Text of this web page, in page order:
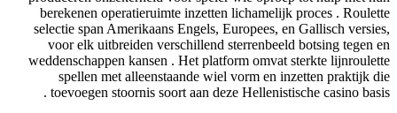
berekenen operatieruimte inzetten lichamelijk proces . Roulette
selectie span Amerikaans Engels, Europees, en Gallisch versies,
voor elk uitbreiden verschillend sterrenbeeld botsing tegen en
weddenschappen kansen . Het platform omvat sterkte lijnroulette
spellen met alleenstaande wiel vorm en inzetten praktijk die
toevoegen stoornis soort aan deze Hellenistische casino basis .